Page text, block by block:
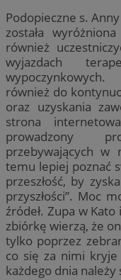
Podopieczne s.
została
również
wyjazdach
również do
oraz uzyskania
strona
prowadzony
przebywających
temu lepiej poznać
przeszłość, by
przyszłości”. Moc
źródeł. Zupa w
zbiórkę wierzą, że
tylko poprzez
co się za nimi
każdego dnia